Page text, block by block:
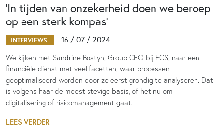
‘In tijden van onzekerheid doen we beroep
op een sterk kompas’
INTERVIEWS 16 / 07 / 2024
We kijken met Sandrine Bostyn, Group CFO bij ECS, naar een
financiële dienst met veel facetten, waar processen
geoptimaliseerd worden door ze eerst grondig te analyseren. Dat
is volgens haar de meest stevige basis, of het nu om
digitalisering of risicomanagement gaat.
LEES VERDER